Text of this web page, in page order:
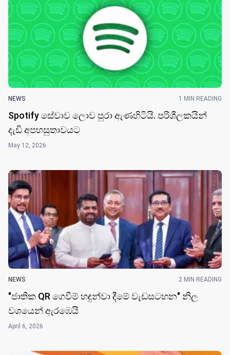
NEWS 1 MIN READING
Spotify සේවාව ලොව පුරා ඇණහිටියි. පරිශීලකයින්
දැඩි අපහසුතාවයට
May 12, 2026
NEWS 2 MIN READING
"ජාතික QR ගෙවීම් හඳුන්වා දීමේ වැඩසටහන" නිල
වශයෙන් ඇරඹෙයි
April 6, 2026